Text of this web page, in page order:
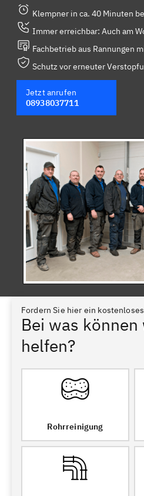
Klempner in ca. 40 Minuten
Immer erreichbar: Auch am
Fachbetrieb aus Rannungen
Schutz vor erneuter
Jetzt anrufen
08938037711
Fordern Sie hier ein
Bei was
helfen?
Rohrreinigung